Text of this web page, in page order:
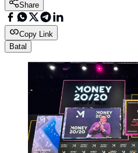
Share
Copy Link
Batal